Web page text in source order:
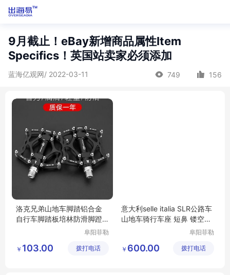
9月截止！eBay新增商品属性Item
Specifics！英国站卖家必须添加
蓝海亿观网/ 2022-03-11 749 156
洛克兄弟山地车脚踏铝合金
自行车脚踏板培林防滑脚蹬
阜阳菲勒
公司
￥ 103.00 拨打电话
意大利selle italia SLR公路车
山地车骑行车座 短鼻 镂空坐
阜阳菲勒
公司
￥ 600.00 拨打电话